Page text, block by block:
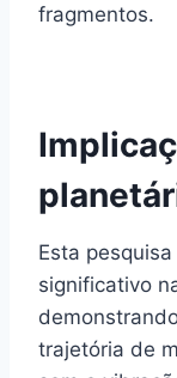
fragmentos.
Esta
significativo
trajetória de